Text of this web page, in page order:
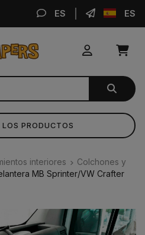
ES ES
PRODUCTOS
interiores
Colchones y
MB Sprinter/VW Crafter